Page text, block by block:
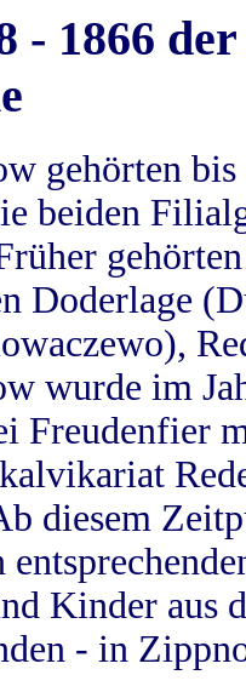
- 1866
gehörten
beiden
Doderlage
wurde im
Freudenfier
diesem
Kinder aus
- in